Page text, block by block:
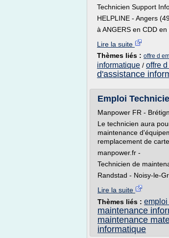
Technicien Support
HELPLINE - Angers
à ANGERS en CDD en
Lire la suite
Thèmes liés : offre d
informatique / offre
d'assistance
Emploi
Manpower FR -
Le technicien aura
maintenance
remplacement de carte
manpower.fr -
Technicien de
Randstad - Noisy-le-
Lire la suite
Thèmes liés : emploi
maintenance
maintenance
informatique